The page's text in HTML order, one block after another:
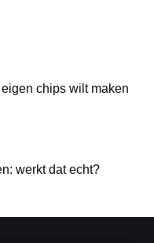
chips wilt maken
werkt dat echt?